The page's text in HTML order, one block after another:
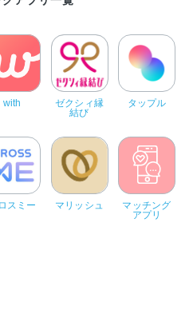
with
ゼクシィ縁
結び
タップル
スミー マリッシュ
マッチング
アプリ